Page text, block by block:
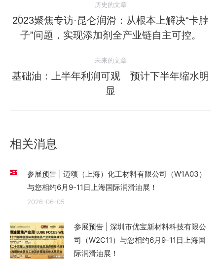
章
导
历史的文章
历
史
章：
2023聚焦专访·昆仑润滑：从根本上解决“卡脖
子”问题，实现添加剂全产业链自主可控。
未来的文章
未
来
的
基础油：上半年利润可观 预计下半年缩水明
显
相关消息
参展预告 | 迈颂（上海）化工材料有限公司（W1A03）
与您相约6月9-11日上海国际润滑油展！
2026-06-05
参展预告 | 深圳市优宝新材料科技有限公
司（W2C11）与您相约6月9-11日上海国
际润滑油展！